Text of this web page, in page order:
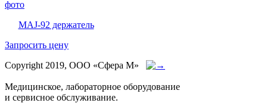
MAJ-92 держатель
Запросить цену
Copyright 2019, ООО «Сфера М»
Медицинское, лабораторное оборудование
и сервисное обслуживание.